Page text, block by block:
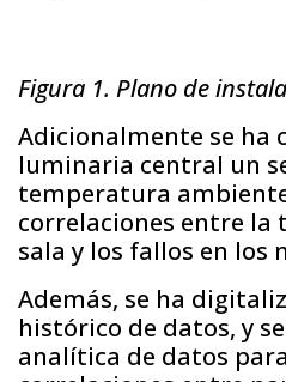
Figura 1. Plano de
Adicionalmente se ha
luminaria central un
temperatura
correlaciones entre la
sala y los fallos en los
Además, se ha
histórico de datos, y
analítica de datos